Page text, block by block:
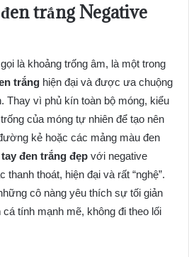
trắng Negative
là khoảng trống âm, là một trong
trắng hiện đại và được ưa chuộng
Thay vì phủ kín toàn bộ móng, kiểu
của móng tự nhiên để tạo nên
kẻ hoặc các mảng màu đen
đen trắng đẹp với negative
thoát, hiện đại và rất “nghệ”.
cô nàng yêu thích sự tối giản
tính mạnh mẽ, không đi theo lối